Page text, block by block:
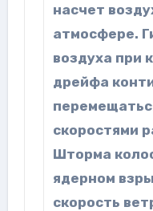
насчет
атмосфере.
воздуха при
дрейфа
скоростями
Шторма
ядерном
скорость